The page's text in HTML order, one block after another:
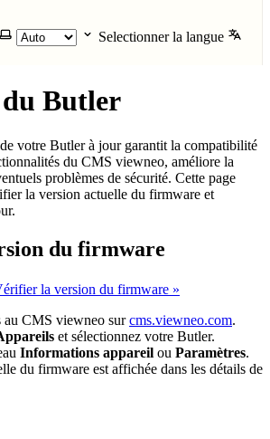
Selectionner la langue
Butler
votre Butler à jour garantit la compatibilité
du CMS viewneo, améliore la
problèmes de sécurité. Cette page
la version actuelle du firmware et
du firmware
la version du firmware »
au CMS viewneo surcms.viewneo.com.
et sélectionnez votre Butler.
Informations appareil ou Paramètres.
du firmware est affichée dans les détails de